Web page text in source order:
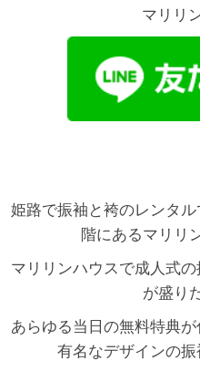
マリリ
姫路で振袖と袴のレンタ
階にあるマリリ
マリリンハウスで成人式
が盛り
あらゆる当日の無料特典
有名なデザインの振